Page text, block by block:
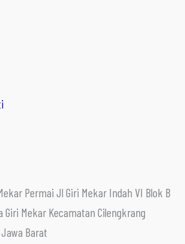
Permai Jl Giri Mekar Indah VI Blok B
Giri Mekar Kecamatan Cilengkrang
Barat